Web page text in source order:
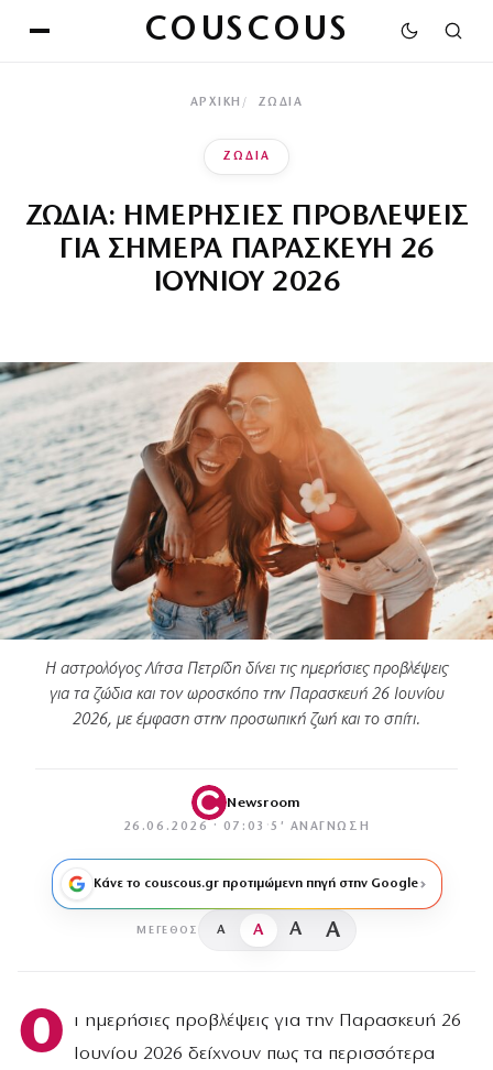
COUSCOUS
ΑΡΧΙΚΉ ΖΩΔΙΑ
ΖΩΔΙΑ
ΖΩΔΙΑ: ΗΜΕΡΗΣΙΕΣ ΠΡΟΒΛΕΨΕΙΣ
ΓΙΑ ΣΗΜΕΡΑ ΠΑΡΑΣΚΕΥΗ 26
ΙΟΥΝΙΟΥ 2026
Η αστρολόγος Λίτσα Πετρίδη δίνει τις ημερήσιες προβλέψεις
για τα ζώδια και τον ωροσκόπο την Παρασκευή 26 Ιουνίου
2026, με έμφαση στην προσωπική ζωή και το σπίτι.
Newsroom
26.06.2026 · 07:03 ·5′ ΑΝΆΓΝΩΣΗ
Κάνε το couscous.gr προτιμώμενη πηγή στην Google
ΜΈΓΕΘΟΣ A A A A
Ο
ι ημερήσιες προβλέψεις για την Παρασκευή 26
Ιουνίου 2026 δείχνουν πως τα περισσότερα